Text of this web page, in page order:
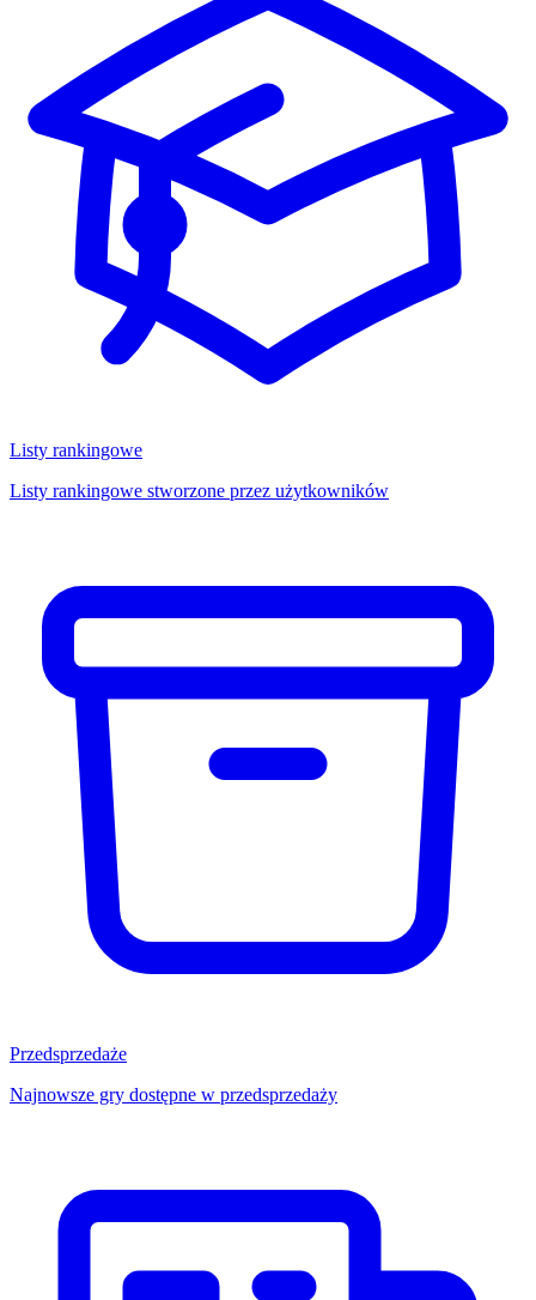
Listy rankingowe
Listy rankingowe stworzone przez użytkowników
Przedsprzedaże
Najnowsze gry dostępne w przedsprzedaży